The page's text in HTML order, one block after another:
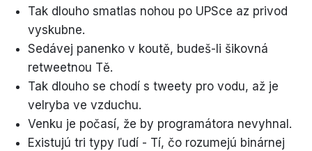
Tak dlouho smatlas nohou po UPSce az privod
vyskubne.
Sedávej panenko v koutě, budeš-li šikovná
retweetnou Tě.
Tak dlouho se chodí s tweety pro vodu, až je
velryba ve vzduchu.
Venku je počasí, že by programátora nevyhnal.
Existujú tri typy ľudí - Tí, čo rozumejú binárnej